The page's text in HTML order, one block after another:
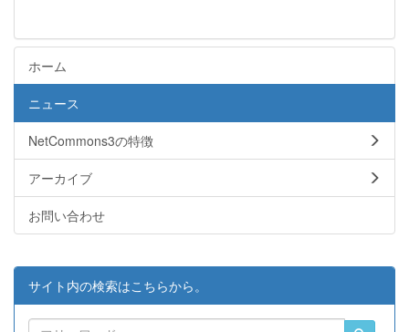
ホーム
ニュース
NetCommons3の特徴
アーカイブ
お問い合わせ
サイト内の検索はこちらから。